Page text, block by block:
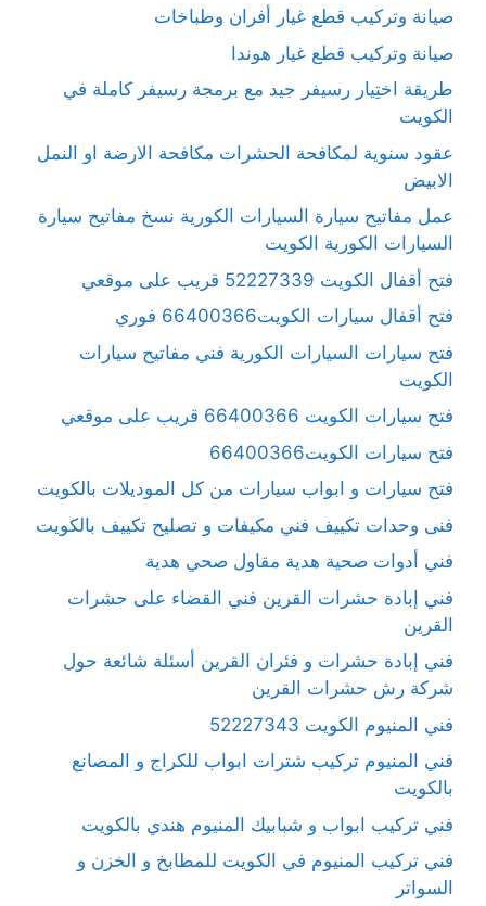
صيانة وتركيب قطع غيار أفران وطباخات
صيانة وتركيب قطع غيار هوندا
طريقة اختِيار رسيفر جيد مع برمجة رسيفر كاملة في
الكويت
عقود سنوية لمكافحة الحشرات مكافحة الارضة او النمل
الابيض
عمل مفاتيح سيارة السيارات الكورية نسخ مفاتيح سيارة
السيارات الكورية الكويت
فتح أقفال الكويت 52227339 قريب على موقعي
فتح أقفال سيارات الكويت66400366 فوري
فتح سيارات السيارات الكورية فني مفاتيح سيارات
الكويت
فتح سيارات الكويت 66400366 قريب على موقعي
فتح سيارات الكويت66400366
فتح سيارات و ابواب سيارات من كل الموديلات بالكويت
فنى وحدات تكييف فني مكيفات و تصليح تكييف بالكويت
فني أدوات صحية هدية مقاول صحي هدية
فني إبادة حشرات القرين فني القضاء على حشرات
القرين
فني إبادة حشرات و فئران القرين أسئلة شائعة حول
شركة رش حشرات القرين
فني المنيوم الكويت 52227343
فني المنيوم تركيب شترات ابواب للكراج و المصانع
بالكويت
فني تركيب ابواب و شبابيك المنيوم هندي بالكويت
فني تركيب المنيوم في الكويت للمطابخ و الخزن و
السواتر